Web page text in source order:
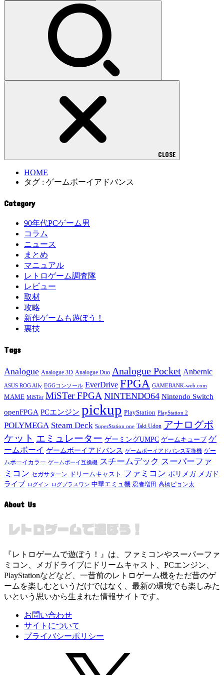
索:
CLOSE
HOME
タグ : ゲームボーイアドバンス
Category
90年代PCゲーム男
コラム
ニュース
まとめ
マニュアル
レトロゲーム調査隊
レビュー
取材
攻略
新作ゲームも遊ぼう！
裏技
Tags
Analogue Analogue 3D Analogue Duo Analogue Pocket Anbernic
ASUS ROG Ally EGGコンソール EverDrive FPGA GAMEBANK-web.com
MAME MiSTer MiSTer FPGA NINTENDO64 Nintendo Switch
openFPGA PCエンジン pickup PlayStation PlayStation 2
POLYMEGA Steam Deck SuperStation one Taki Udon アナログポ
ケット エミュレーター ゲーミングUMPC ゲームキューブ ゲ
ームボーイ ゲームボーイアドバンス ゲームボーイアドバンス互換機 ゲー
ムボーイカラー ゲームボーイ互換機 スチームデック スーパーファ
ミコン セガサターン ドリームキャスト ファミコン ポリメガ メガド
ライブ ログイン ログプラスワン 中華エミュ機 忍者増田 高橋ピョン太
About Us
『レトロゲームで遊ぼう！』は、ファミコンやスーパーファ
ミコン、メガドライブにドリームキャスト、PCエンジン、
PlayStationなどなど、一昔前のレトロゲーム機をただ昔のゲ
ームを楽しむというだけではなく、最新の環境でも楽しみた
いという思いから生まれた情報サイトです。
お問い合わせ
サイトについて
プライバシーポリシー